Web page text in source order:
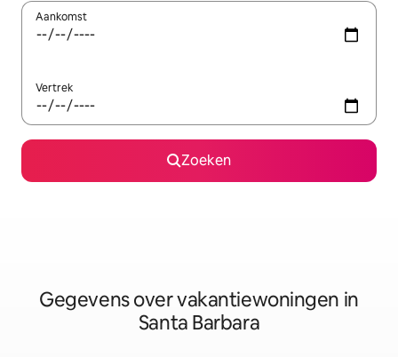
Aankomst
Vertrek
Zoeken
Gegevens over vakantiewoningen in
Santa Barbara